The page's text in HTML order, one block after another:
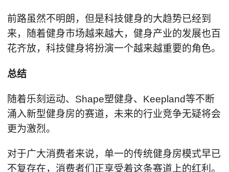
前路虽然不明朗，但是科技健身的大趋势已经到
来，随着健身市场越来越大，健身产业的发展也百
花齐放，科技健身将扮演一个越来越重要的角色。
总结
随着乐刻运动、Shape塑健身、Keepland等不断
涌入新型健身房的赛道，未来的行业竞争无疑将会
更为激烈。
对于广大消费者来说，单一的传统健身房模式早已
不复存在，消费者们正享受着这条赛道上的红利。